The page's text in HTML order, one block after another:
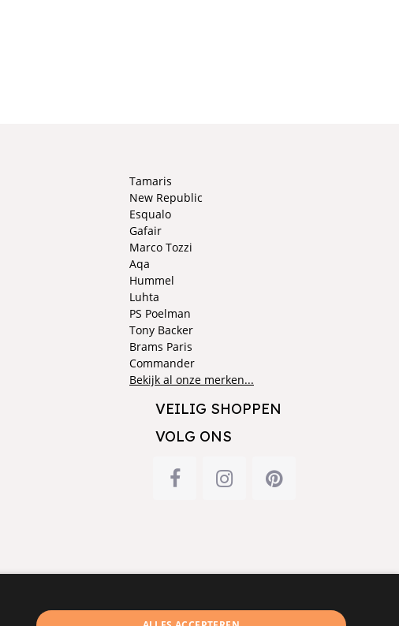
Tamaris
New Republic
Esqualo
Gafair
Marco Tozzi
Aqa
Hummel
Luhta
PS Poelman
Tony Backer
Brams Paris
Commander
Bekijk al onze merken...
VEILIG SHOPPEN
VOLG ONS